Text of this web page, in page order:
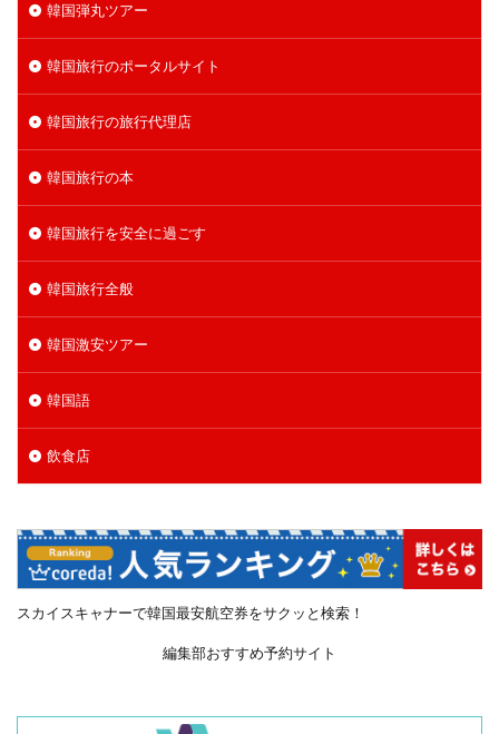
韓国弾丸ツアー
韓国旅行のポータルサイト
韓国旅行の旅行代理店
韓国旅行の本
韓国旅行を安全に過ごす
韓国旅行全般
韓国激安ツアー
韓国語
飲食店
スカイスキャナーで韓国最安航空券をサクッと検索！
編集部おすすめ予約サイト